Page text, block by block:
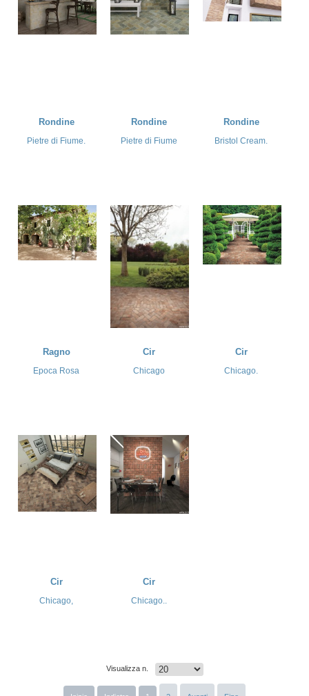
Rondine
Pietre di Fiume.
Rondine
Pietre di Fiume
Rondine
Bristol Cream.
Ragno
Epoca Rosa
Cir
Chicago
Cir
Chicago.
Cir
Chicago,
Cir
Chicago..
Visualizza n.